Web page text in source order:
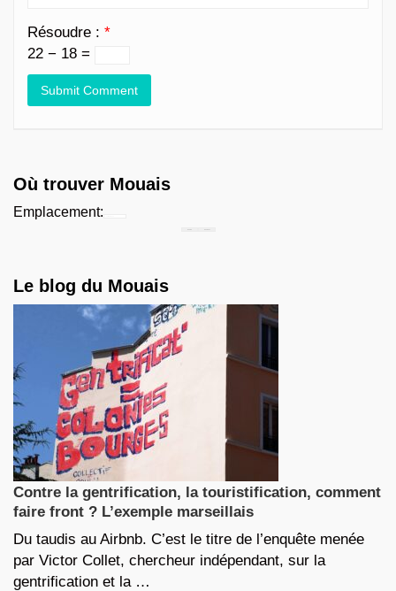
Résoudre : *
22 − 18 =
Où trouver Mouais
Emplacement:
Le blog du Mouais
Contre la gentrification, la touristification, comment
faire front ? L’exemple marseillais
Du taudis au Airbnb. C’est le titre de l’enquête menée
par Victor Collet, chercheur indépendant, sur la
gentrification et la …